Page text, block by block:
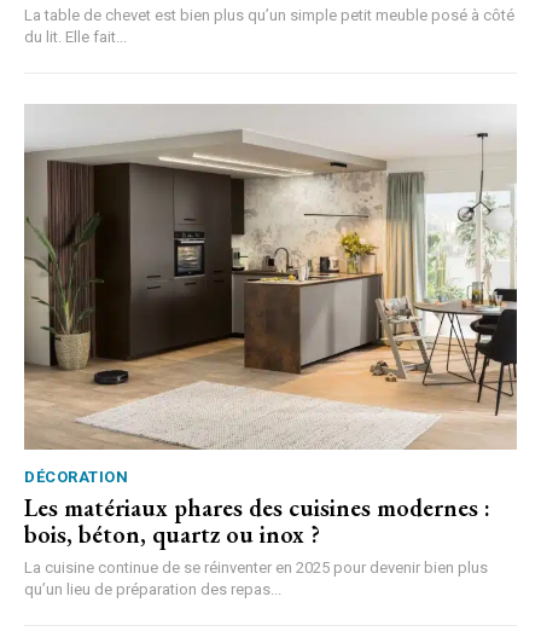
La table de chevet est bien plus qu’un simple petit meuble posé à côté
du lit. Elle fait...
DÉCORATION
Les matériaux phares des cuisines modernes :
bois, béton, quartz ou inox ?
La cuisine continue de se réinventer en 2025 pour devenir bien plus
qu’un lieu de préparation des repas...